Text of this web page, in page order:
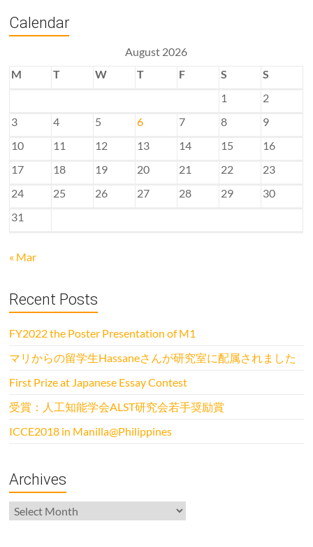
Calendar
August 2026
M
T W T F S
S
1
2
3
4 5 6 7 8
9
10
11 12 13 14 15
16
17
18 19 20 21 22
23
24
25 26 27 28 29
30
31
« Mar
Recent Posts
FY2022 the Poster Presentation of M1
マリからの留学生Hassaneさんが研究室に配属されました
First Prize at Japanese Essay Contest
受賞：人工知能学会ALST研究会若手奨励賞
ICCE2018 in Manilla@Philippines
Archives
Archives